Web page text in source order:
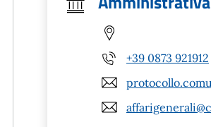
+39 0873 921912